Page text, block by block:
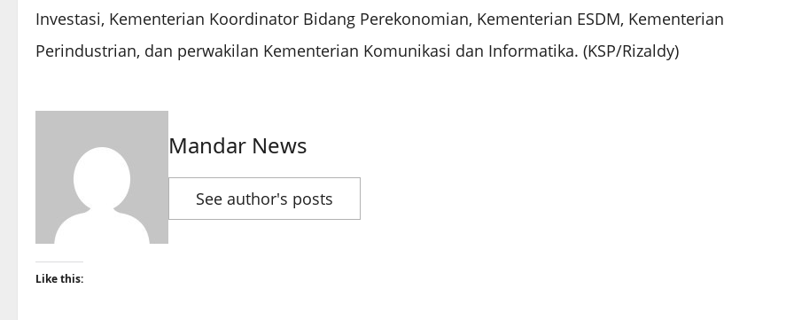
Investasi, Kementerian Koordinator Bidang Perekonomian, Kementerian ESDM, Kementerian
Perindustrian, dan perwakilan Kementerian Komunikasi dan Informatika. (KSP/Rizaldy)
Mandar News
See author's posts
Like this: